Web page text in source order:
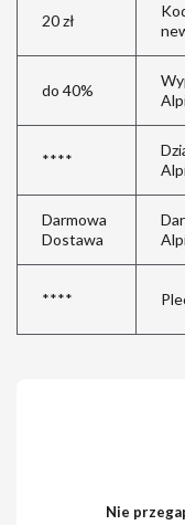
20 zł
do 40%
****
Darmowa
Dostawa
****
Nie